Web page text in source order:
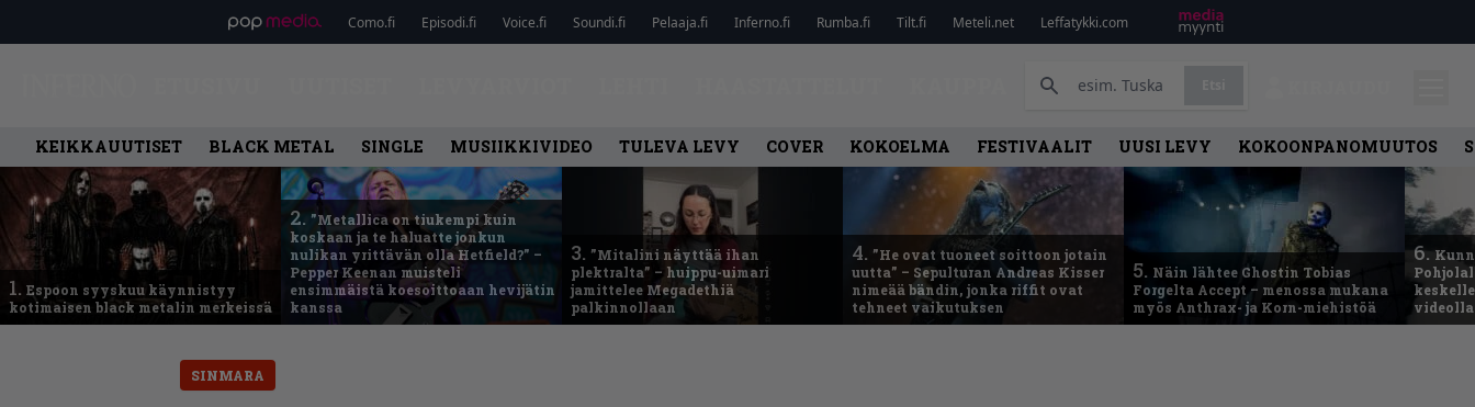
Como.fi Episodi.fi Voice.fi Soundi.fi Pelaaja.fi Inferno.fi Rumba.fi Tilt.fi Meteli.net Leffatykki.com
KEIKKAUUTISET BLACK METAL SINGLE MUSIIKKIVIDEO TULEVA LEVY COVER KOKOELMA FESTIVAALIT UUSI LEVY KOKOONPANOMUUTOS
1. Espoon syyskuu käynnistyy
kotimaisen black metalin merkeissä
2. ”Metallica on tiukempi kuin
koskaan ja te haluatte jonkun
nulikan yrittävän olla Hetfield?” –
Pepper Keenan muisteli
ensimmäistä koesoittoaan hevijätin
kanssa
3. ”Mitalini näyttää ihan
plektralta” – huippu-uimari
jamittelee Megadethiä
palkinnollaan
4. ”He ovat tuoneet soittoon jotain
uutta” – Sepulturan Andreas Kisser
nimeää bändin, jonka riffit ovat
tehneet vaikutuksen
5. Näin lähtee Ghostin Tobias
Forgelta Accept – menossa mukana
myös Anthrax- ja Korn-miehistöä
6.
SINMARA